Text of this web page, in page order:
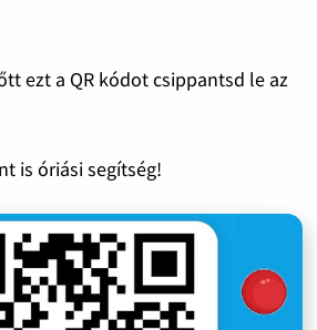
ezt a QR kódot csippantsd le az
is óriási segítség!